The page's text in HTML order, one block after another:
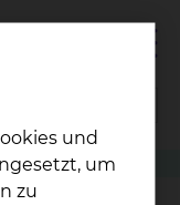
Fernseher
und
um
zu